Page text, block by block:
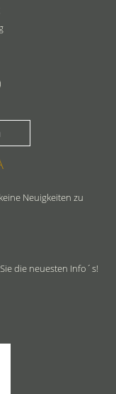
Neuigkeiten zu
die neuesten Info´s!